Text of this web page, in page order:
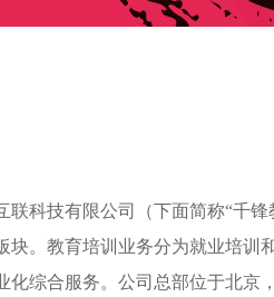
联科技有限公司（下面简称“千
块。教育培训业务分为就业培
化综合服务。公司总部位于北京